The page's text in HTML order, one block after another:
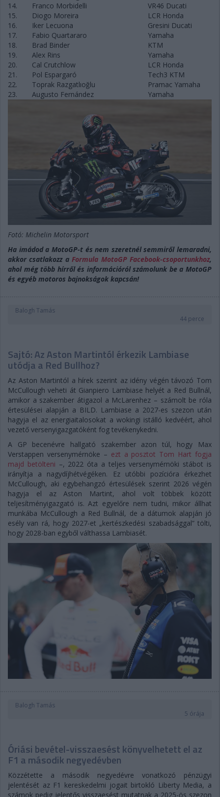
14.
Franco Morbidelli
VR46 Ducati
15.
Diogo Moreira
LCR Honda
16.
Iker Lecuona
Gresini Ducati
17.
Fabio Quartararo
Yamaha
18.
Brad Binder
KTM
19.
Alex Rins
Yamaha
20.
Cal Crutchlow
LCR Honda
21.
Pol Espargaró
Tech3 KTM
22.
Toprak Razgatlıoğlu
Pramac Yamaha
23.
Augusto Fernández Yamaha
Fotó: Michelin Motorsport
Ha imádod a MotoGP-t és nem szeretnél semmiről lemaradni,
akkor csatlakozz a Formula MotoGP Facebook-csoportunkhoz,
ahol még több hírről és információról számolunk be a MotoGP
és egyéb motoros bajnokságok kapcsán!
Balogh Tamás
44 perce
Sajtó: Az Aston Martintól érkezik Lambiase
utódja a Red Bullhoz?
Az Aston Martintól a hírek szerint az idény végén távozó Tom
McCullough veheti át Gianpiero Lambiase helyét a Red Bullnál,
amikor a szakember átigazol a McLarenhez – számolt be róla
értesülései alapján a BILD. Lambiase a 2027-es szezon után
hagyja el az energiaitalosokat a wokingi istálló kedvéért, ahol
vezető versenyigazgatóként fog tevékenykedni.
A GP becenévre hallgató szakember azon túl, hogy Max
Verstappen versenymérnöke – ezt a posztot Tom Hart fogja
majd betölteni –, 2022 óta a teljes versenymérnöki stábot is
irányítja a nagydíjhétvégéken. Ez utóbbi pozícióra érkezhet
McCullough, aki egybehangzó értesülések szerint 2026 végén
hagyja el az Aston Martint, ahol volt többek között
teljesítményigazgató is. Azt egyelőre nem tudni, mikor állhat
munkába McCullough a Red Bullnál, de a dátumok alapján jó
esély van rá, hogy 2027-et „kertészkedési szabadsággal” tölti,
hogy 2028-ban egyből válthassa Lambiasét.
Balogh Tamás
5 órája
Óriási bevétel-visszaesést könyvelhetett el az
F1 a második negyedévben
Közzétette a második negyedévre vonatkozó pénzügyi
jelentését az F1 kereskedelmi jogait birtokló Liberty Media, a
számok pedig jelentős visszaesést mutatnak a 2025-ös szezon